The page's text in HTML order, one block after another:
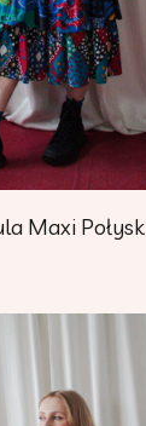
Dodaj Do Koszyka
Maxi Połysk